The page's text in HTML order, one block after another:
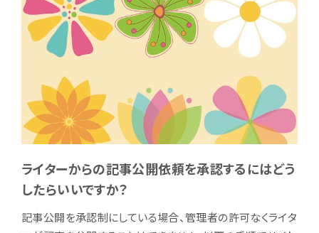
ライターからの記事公開依頼を承認するにはどう
したらいいですか？
記事公開を承認制にしている場合、管理者の許可なくライタ